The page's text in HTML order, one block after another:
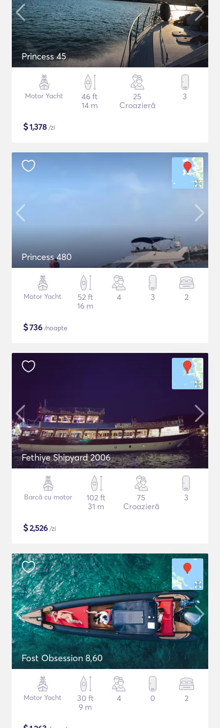
Princess 45
Motor Yacht
46 ft
14 m
25
Croazieră
3
$1,378 /zi
Princess 480
Motor Yacht
52 ft
16 m
4 3 2
$736 /noapte
Fethiye Shipyard 2006
Barcă cu motor
102 ft
31 m
75
Croazieră
3
$2,526 /zi
Fost Obsession 8,60
Motor Yacht
30 ft
9 m
4 0 2